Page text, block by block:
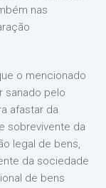
nas
o mencionado
sanado pelo
afastar da
sobrevivente da
legal de bens,
da sociedade
de bens